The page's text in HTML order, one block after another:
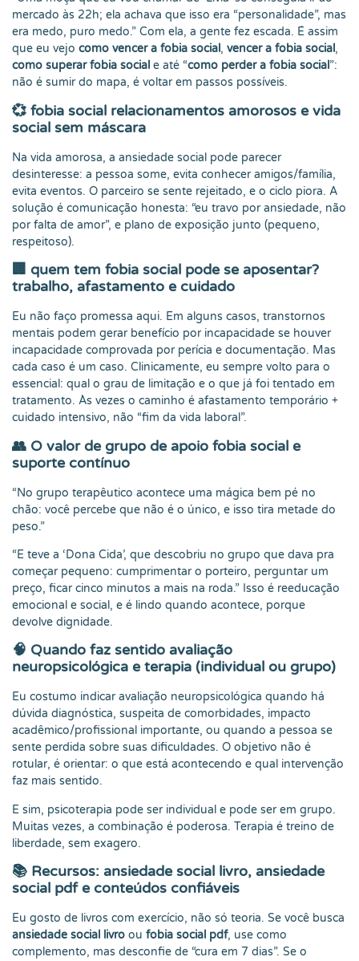
mercado às 22h; ela achava que isso era “personalidade”, mas
era medo, puro medo.” Com ela, a gente fez escada. É assim
que eu vejo como vencer a fobia social, vencer a fobia social,
como superar fobia social e até “como perder a fobia social”:
não é sumir do mapa, é voltar em passos possíveis.
💞 fobia social relacionamentos amorosos e vida
social sem máscara
Na vida amorosa, a ansiedade social pode parecer
desinteresse: a pessoa some, evita conhecer amigos/família,
evita eventos. O parceiro se sente rejeitado, e o ciclo piora. A
solução é comunicação honesta: “eu travo por ansiedade, não
por falta de amor”, e plano de exposição junto (pequeno,
respeitoso).
🏢 quem tem fobia social pode se aposentar?
trabalho, afastamento e cuidado
Eu não faço promessa aqui. Em alguns casos, transtornos
mentais podem gerar benefício por incapacidade se houver
incapacidade comprovada por perícia e documentação. Mas
cada caso é um caso. Clinicamente, eu sempre volto para o
essencial: qual o grau de limitação e o que já foi tentado em
tratamento. Às vezes o caminho é afastamento temporário +
cuidado intensivo, não “fim da vida laboral”.
👥 O valor de grupo de apoio fobia social e
suporte contínuo
“No grupo terapêutico acontece uma mágica bem pé no
chão: você percebe que não é o único, e isso tira metade do
peso.”
“E teve a ‘Dona Cida’, que descobriu no grupo que dava pra
começar pequeno: cumprimentar o porteiro, perguntar um
preço, ficar cinco minutos a mais na roda.” Isso é reeducação
emocional e social, e é lindo quando acontece, porque
devolve dignidade.
🧠 Quando faz sentido avaliação
neuropsicológica e terapia (individual ou grupo)
Eu costumo indicar avaliação neuropsicológica quando há
dúvida diagnóstica, suspeita de comorbidades, impacto
acadêmico/profissional importante, ou quando a pessoa se
sente perdida sobre suas dificuldades. O objetivo não é
rotular, é orientar: o que está acontecendo e qual intervenção
faz mais sentido.
E sim, psicoterapia pode ser individual e pode ser em grupo.
Muitas vezes, a combinação é poderosa. Terapia é treino de
liberdade, sem exagero.
📚 Recursos: ansiedade social livro, ansiedade
social pdf e conteúdos confiáveis
Eu gosto de livros com exercício, não só teoria. Se você busca
ansiedade social livro ou fobia social pdf, use como
complemento, mas desconfie de “cura em 7 dias”. Se o